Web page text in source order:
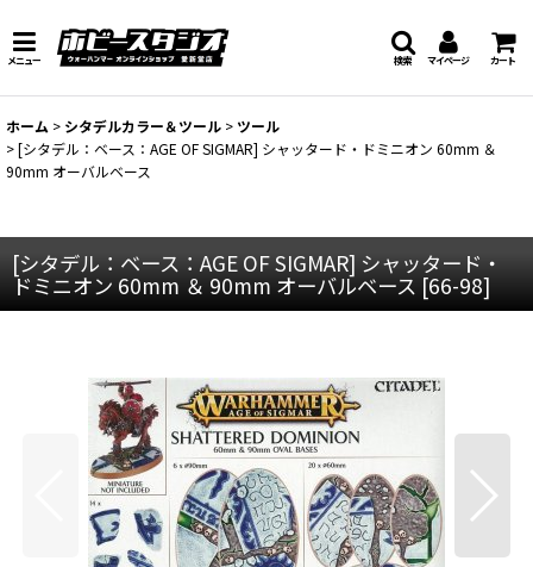
メニュー マイページ カート
検索
ホーム > シタデルカラー＆ツール > ツール
>[シタデル：ベース：AGE OF SIGMAR] シャッタード・ドミニオン 60mm ＆
90mm オーバルベース
[シタデル：ベース：AGE OF SIGMAR] シャッタード・
ドミニオン 60mm ＆ 90mm オーバルベース [66-98]